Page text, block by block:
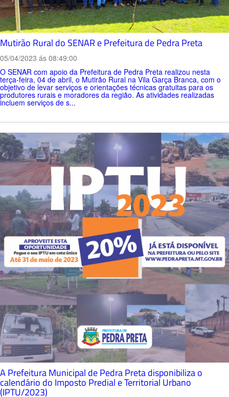
Mutirão Rural do SENAR e Prefeitura de Pedra Preta
05/04/2023 ás 08:49:00
O SENAR com apoio da Prefeitura de Pedra Preta realizou nesta
terça-feira, 04 de abril, o Mutirão Rural na Vila Garça Branca, com o
objetivo de levar serviços e orientações técnicas gratuitas para os
produtores rurais e moradores da região. As atividades realizadas
incluem serviços de s...
A Prefeitura Municipal de Pedra Preta disponibiliza o
calendário do Imposto Predial e Territorial Urbano
(IPTU/2023)